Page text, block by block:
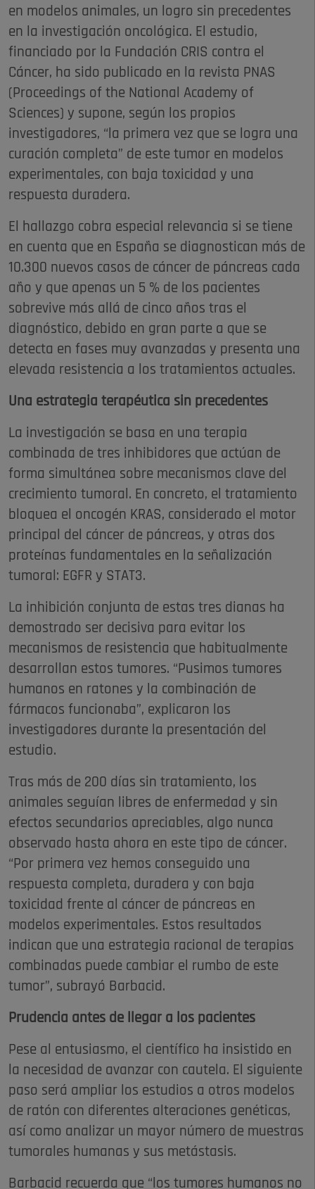
en modelos animales, un logro sin precedentes
en la investigación oncológica. El estudio,
financiado por la Fundación CRIS contra el
Cáncer, ha sido publicado en la revista PNAS
(Proceedings of the National Academy of
Sciences) y supone, según los propios
investigadores, “la primera vez que se logra una
curación completa” de este tumor en modelos
experimentales, con baja toxicidad y una
respuesta duradera.
El hallazgo cobra especial relevancia si se tiene
en cuenta que en España se diagnostican más de
10.300 nuevos casos de cáncer de páncreas cada
año y que apenas un 5 % de los pacientes
sobrevive más allá de cinco años tras el
diagnóstico, debido en gran parte a que se
detecta en fases muy avanzadas y presenta una
elevada resistencia a los tratamientos actuales.
Una estrategia terapéutica sin precedentes
La investigación se basa en una terapia
combinada de tres inhibidores que actúan de
forma simultánea sobre mecanismos clave del
crecimiento tumoral. En concreto, el tratamiento
bloquea el oncogén KRAS, considerado el motor
principal del cáncer de páncreas, y otras dos
proteínas fundamentales en la señalización
tumoral: EGFR y STAT3.
La inhibición conjunta de estas tres dianas ha
demostrado ser decisiva para evitar los
mecanismos de resistencia que habitualmente
desarrollan estos tumores. “Pusimos tumores
humanos en ratones y la combinación de
fármacos funcionaba”, explicaron los
investigadores durante la presentación del
estudio.
Tras más de 200 días sin tratamiento, los
animales seguían libres de enfermedad y sin
efectos secundarios apreciables, algo nunca
observado hasta ahora en este tipo de cáncer.
“Por primera vez hemos conseguido una
respuesta completa, duradera y con baja
toxicidad frente al cáncer de páncreas en
modelos experimentales. Estos resultados
indican que una estrategia racional de terapias
combinadas puede cambiar el rumbo de este
tumor”, subrayó Barbacid.
Prudencia antes de llegar a los pacientes
Pese al entusiasmo, el científico ha insistido en
la necesidad de avanzar con cautela. El siguiente
paso será ampliar los estudios a otros modelos
de ratón con diferentes alteraciones genéticas,
así como analizar un mayor número de muestras
tumorales humanas y sus metástasis.
Barbacid recuerda que “los tumores humanos no